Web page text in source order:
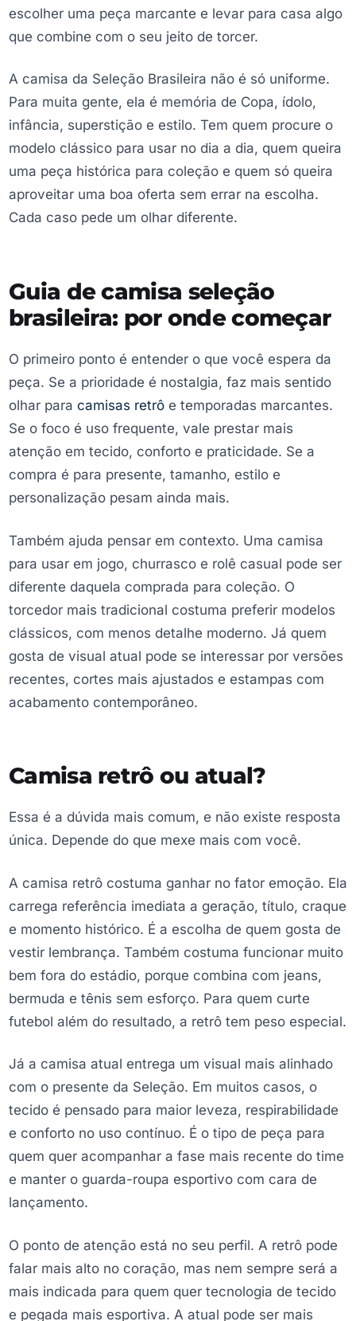
escolher uma peça marcante e levar para casa algo
que combine com o seu jeito de torcer.
A camisa da Seleção Brasileira não é só uniforme.
Para muita gente, ela é memória de Copa, ídolo,
infância, superstição e estilo. Tem quem procure o
modelo clássico para usar no dia a dia, quem queira
uma peça histórica para coleção e quem só queira
aproveitar uma boa oferta sem errar na escolha.
Cada caso pede um olhar diferente.
Guia de camisa seleção
brasileira: por onde começar
O primeiro ponto é entender o que você espera da
peça. Se a prioridade é nostalgia, faz mais sentido
olhar para camisas retrô e temporadas marcantes.
Se o foco é uso frequente, vale prestar mais
atenção em tecido, conforto e praticidade. Se a
compra é para presente, tamanho, estilo e
personalização pesam ainda mais.
Também ajuda pensar em contexto. Uma camisa
para usar em jogo, churrasco e rolê casual pode ser
diferente daquela comprada para coleção. O
torcedor mais tradicional costuma preferir modelos
clássicos, com menos detalhe moderno. Já quem
gosta de visual atual pode se interessar por versões
recentes, cortes mais ajustados e estampas com
acabamento contemporâneo.
Camisa retrô ou atual?
Essa é a dúvida mais comum, e não existe resposta
única. Depende do que mexe mais com você.
A camisa retrô costuma ganhar no fator emoção. Ela
carrega referência imediata a geração, título, craque
e momento histórico. É a escolha de quem gosta de
vestir lembrança. Também costuma funcionar muito
bem fora do estádio, porque combina com jeans,
bermuda e tênis sem esforço. Para quem curte
futebol além do resultado, a retrô tem peso especial.
Já a camisa atual entrega um visual mais alinhado
com o presente da Seleção. Em muitos casos, o
tecido é pensado para maior leveza, respirabilidade
e conforto no uso contínuo. É o tipo de peça para
quem quer acompanhar a fase mais recente do time
e manter o guarda-roupa esportivo com cara de
lançamento.
O ponto de atenção está no seu perfil. A retrô pode
falar mais alto no coração, mas nem sempre será a
mais indicada para quem quer tecnologia de tecido
e pegada mais esportiva. A atual pode ser mais